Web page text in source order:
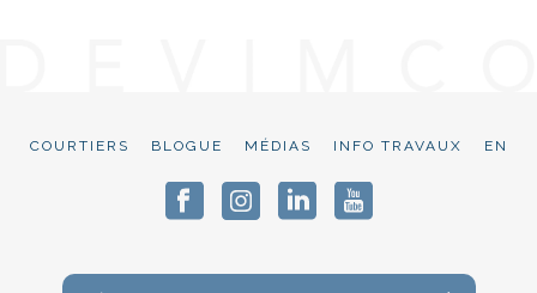
COURTIERS BLOGUE MÉDIAS INFO TRAVAUX EN